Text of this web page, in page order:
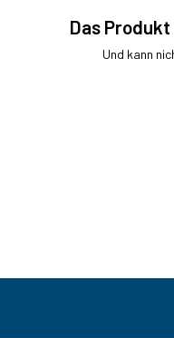
Das
Und kann